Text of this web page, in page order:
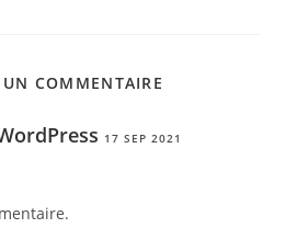
COMMENTAIRE
17 SEP 2021